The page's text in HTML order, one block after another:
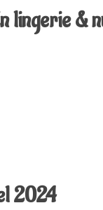
lingerie
2024